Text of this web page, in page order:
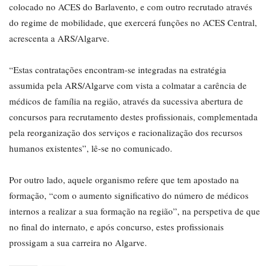
colocado no ACES do Barlavento, e com outro recrutado através
do regime de mobilidade, que exercerá funções no ACES Central,
acrescenta a ARS/Algarve.
“Estas contratações encontram-se integradas na estratégia
assumida pela ARS/Algarve com vista a colmatar a carência de
médicos de família na região, através da sucessiva abertura de
concursos para recrutamento destes profissionais, complementada
pela reorganização dos serviços e racionalização dos recursos
humanos existentes”, lê-se no comunicado.
Por outro lado, aquele organismo refere que tem apostado na
formação, “com o aumento significativo do número de médicos
internos a realizar a sua formação na região”, na perspetiva de que
no final do internato, e após concurso, estes profissionais
prossigam a sua carreira no Algarve.